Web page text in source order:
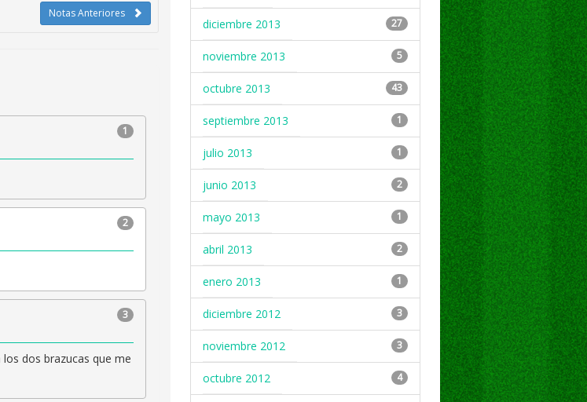
Notas Anteriores
1
2
3
dos brazucas que me
diciembre 2013 27
noviembre 2013 5
octubre 2013 43
septiembre 2013 1
julio 2013 1
junio 2013 2
mayo 2013 1
abril 2013 2
enero 2013 1
diciembre 2012 3
noviembre 2012 3
octubre 2012 4